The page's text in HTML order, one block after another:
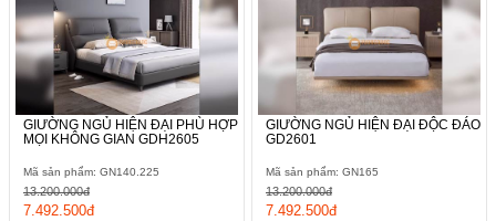
GIƯỜNG NGỦ HIỆN ĐẠI PHÙ HỢP
MỌI KHÔNG GIAN GDH2605
Mã sản phẩm: GN140.225
7.492.500đ
13.200.000đ
GIƯỜNG NGỦ HIỆN ĐẠI ĐỘC ĐÁO
GD2601
Mã sản phẩm: GN165
7.492.500đ
13.200.000đ